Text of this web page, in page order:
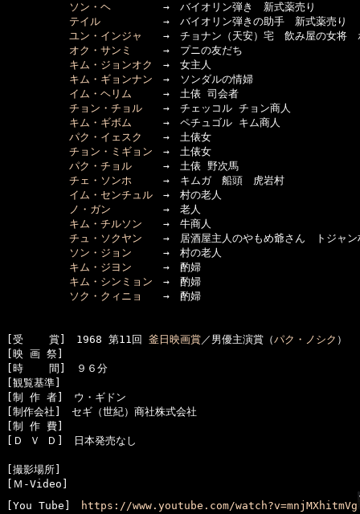
ソン・ヘ →　バイオリン弾き　新式薬売り
テイル →　バイオリン弾きの助手　新式薬売り
ユン・インジャ
→　チョナン（天安）宅　飲み屋の女将　
オク・サンミ
→　プニの友だち
キム・ジョンオク
→　女主人
キム・ギョンナン →　ソンダルの情婦
イム・ヘリム →　土俵 司会者
チョン・チョル →　チェッコル チョン商人
キム・ギボム →　ペチュゴル キム商人
パク・イェスク
→　土俵女
チョン・ミギョン →　土俵女
パク・チョル →　土俵 野次馬
チェ・ソンホ →　キムガ　船頭　虎岩村
イム・センチュル →　村の老人
ノ・ガン →　老人
キム・チルソン →　牛商人
チュ・ソクヤン →　居酒屋主人のやもめ爺さん　トジャン
ソン・ジョン →　村の老人
キム・ジヨン →　酌婦
キム・シンミョン →　酌婦
ソク・クィニョ
→　酌婦
[受    賞]　1968 第11回 釜日映画賞／男優主演賞（パク・ノシク ）
[映 画 祭]
[時    間]　９６分
[観覧基準]
[制 作 者]　ウ・ギドン
[制作会社]　セギ（世紀）商社株式会社
[制 作 費]
[Ｄ Ｖ Ｄ]　日本発売なし
[撮影場所]
[Ｍ-Video]
[You Tube]
https://www.youtube.com/watch?v=mnjMXhitmVg